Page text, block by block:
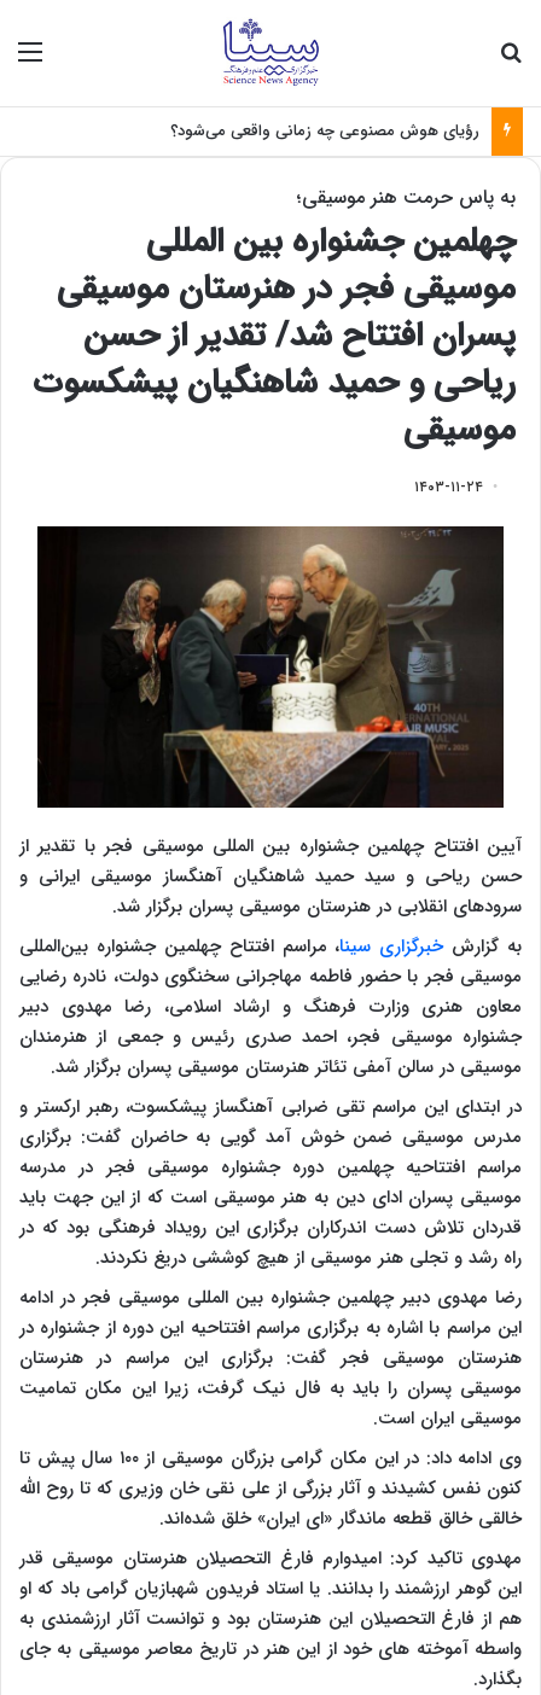
رؤیای هوش مصنوعی چه زمانی واقعی می‌شود؟
به پاس حرمت‌ هنر موسیقی؛
چهلمین جشنواره بین المللی
موسیقی فجر در هنرستان موسیقی
پسران افتتاح شد/ تقدیر از حسن
ریاحی و حمید شاهنگیان پیشکسوت
موسیقی
۱۴۰۳-۱۱-۲۴
آیین افتتاح چهلمین جشنواره بین المللی موسیقی فجر با تقدیر از
حسن ریاحی و سید حمید شاهنگیان آهنگساز موسیقی ایرانی و
سرودهای انقلابی در هنرستان موسیقی پسران برگزار شد.
به گزارشخبرگزاری سینا، مراسم افتتاح چهلمین جشنواره بین‌المللی
موسیقی فجر با حضور فاطمه مهاجرانی سخنگوی دولت، نادره رضایی
معاون هنری وزارت فرهنگ و ارشاد اسلامی، رضا مهدوی دبیر
جشنواره موسیقی فجر، احمد صدری رئیس و جمعی از هنرمندان
موسیقی در سالن آمفی تئاتر هنرستان موسیقی پسران برگزار شد.
در ابتدای این مراسم تقی ضرابی آهنگساز پیشکسوت، رهبر ارکستر و
مدرس موسیقی ضمن خوش آمد گویی به حاضران گفت: برگزاری
مراسم افتتاحیه چهلمین دوره جشنواره موسیقی فجر در مدرسه
موسیقی پسران ادای دین به هنر موسیقی است که از این جهت باید
قدردان تلاش دست اندرکاران برگزاری این رویداد فرهنگی بود که در
راه رشد و تجلی هنر موسیقی از هیچ کوششی دریغ نکردند.
رضا مهدوی دبیر چهلمین جشنواره بین المللی موسیقی فجر در ادامه
این مراسم با اشاره به برگزاری مراسم افتتاحیه این دوره از جشنواره در
هنرستان موسیقی فجر گفت: برگزاری این مراسم در هنرستان
موسیقی پسران را باید به فال نیک گرفت، زیرا این مکان تمامیت
موسیقی ایران است.
وی ادامه داد: در این مکان گرامی بزرگان موسیقی از ۱۰۰ سال پیش تا
کنون نفس کشیدند و آثار بزرگی از علی نقی خان وزیری که تا روح الله
خالقی خالق قطعه ماندگار «ای ایران» خلق شده‌اند.
مهدوی تاکید کرد: امیدوارم فارغ التحصیلان هنرستان موسیقی قدر
این گوهر ارزشمند را بدانند. یا استاد فریدون شهبازیان گرامی باد که او
هم از فارغ التحصیلان این هنرستان بود و توانست آثار ارزشمندی به
واسطه آموخته های خود از این هنر در تاریخ معاصر موسیقی به جای
بگذارد.